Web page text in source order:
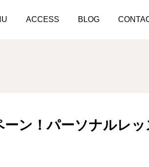
ACCESS BLOG
ンペーン！パーソナルレッスンはお値段以上
ン！パーソナルレ